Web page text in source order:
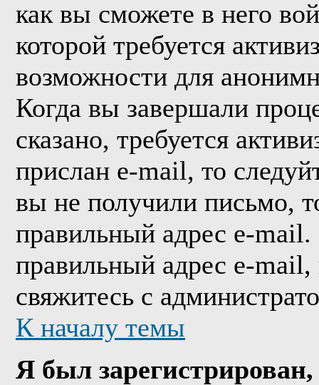
как вы сможете в него
которой требуется
возможности для
Когда вы завершали
сказано, требуется
прислан e-mail, то
вы не получили письмо,
правильный адрес e-
правильный адрес e-
свяжитесь с
К началу темы
Я был